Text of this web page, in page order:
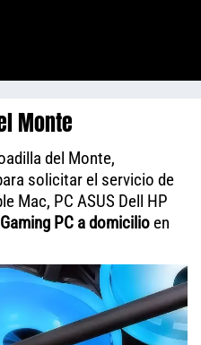
Monte
del Monte,
solicitar el servicio de
Mac, PC ASUS Dell HP
PC a domicilio en